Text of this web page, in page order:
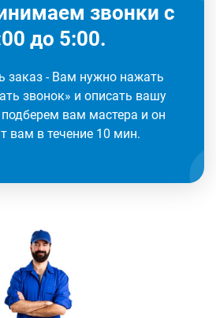
звонки с
до 5:00.
заказ - Вам нужно нажать
звонок» и описать вашу
вам мастера и он
вам в течение 10 мин.